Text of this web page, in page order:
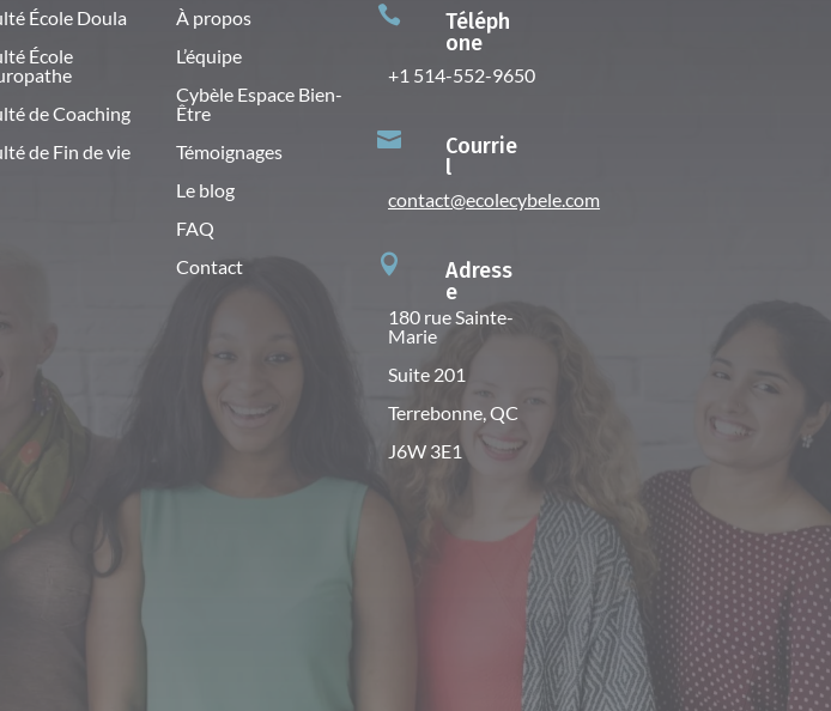
École Doula
École
de Coaching
de Fin de vie
À propos
L’équipe
Cybèle Espace Bien-
Être
Témoignages
Le blog
FAQ
Contact

Téléph
one
+1 514-552-9650

Courrie
l
contact@ecolecybele.com

Adress
e
180 rue Sainte-
Marie
Suite 201
Terrebonne , QC
J6W 3E1